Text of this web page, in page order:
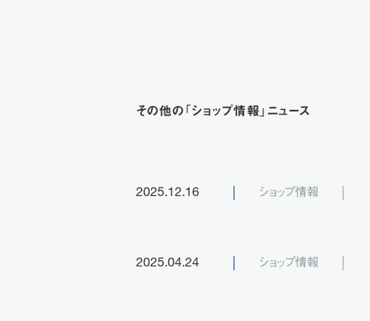
その他の「ショップ情報」ニュース
2025.12.16 ショップ情報
2025.04.24 ショップ情報